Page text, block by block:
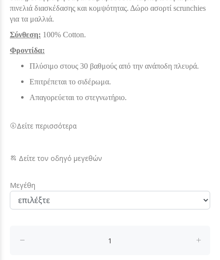
πινελιά διασκέδασης και κομψότητας. Δώρο ασορτί scrunchies
για τα μαλλιά.
Σύνθεση: 100% Cotton.
Φροντίδα:
Πλύσιμο στους 30 βαθμούς από την ανάποδη πλευρά.
Επιτρέπεται το σιδέρωμα.
Απαγορεύεται το στεγνωτήριο.
Δείτε περισσότερα
Δείτε τον οδηγό μεγεθών
Μεγέθη